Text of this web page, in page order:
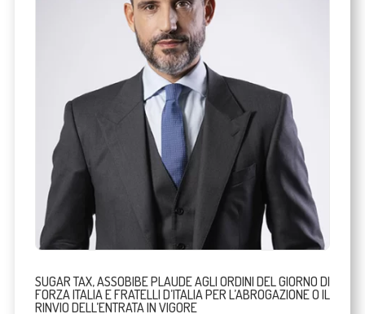
SUGAR TAX, ASSOBIBE PLAUDE AGLI ORDINI DEL GIORNO DI
FORZA ITALIA E FRATELLI D’ITALIA PER L’ABROGAZIONE O IL
RINVIO DELL’ENTRATA IN VIGORE